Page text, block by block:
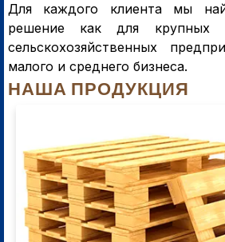
Для каждого клиента мы
решение как для крупных
сельскохозяйственных
малого и среднего бизнеса.
НАША ПРОДУКЦИЯ